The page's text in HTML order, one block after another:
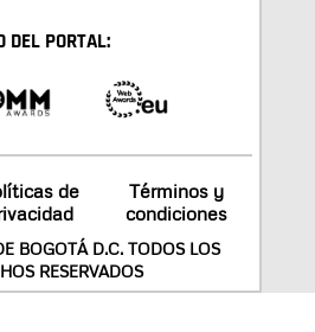
DEL PORTAL:
de
Términos y
condiciones
BOGOTÁ D.C. TODOS LOS
RESERVADOS